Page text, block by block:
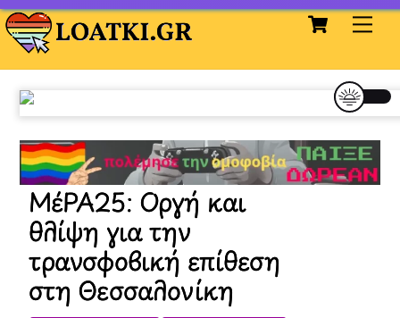
Skip
to
content
Cart
ΜέΡΑ25: Οργή και
θλίψη για την
τρανσφοβική επίθεση
στη Θεσσαλονίκη